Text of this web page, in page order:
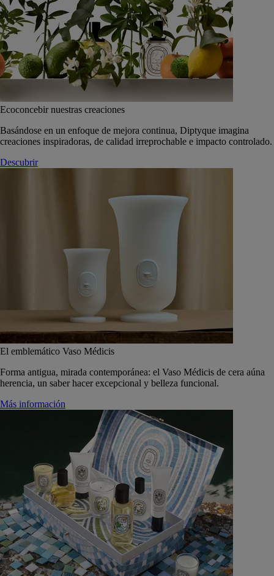
Ecoconcebir nuestras creaciones
Basándose en un enfoque de mejora continua, Diptyque imagina
creaciones inspiradoras, de calidad irreprochable e impacto controlado.
Descubrir
El emblemático Vaso Médicis
Forma antigua, mirada contemporánea: el Vaso Médicis de cera aúna
herencia, un saber hacer excepcional y belleza funcional.
Más información